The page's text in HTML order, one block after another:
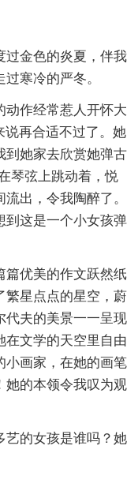
过金色的炎夏，伴我
寒冷的严冬。
动作经常惹人开怀大
说再合适不过了。她
到她家去欣赏她弹古
琴弦上跳动着，悦
出，令我陶醉了。
到这是一个小女孩弹
篇优美的作文跃然纸
繁星点点的星空，蔚
代夫的美景一一呈现
在文学的天空里自由
小画家，在她的画笔
她的本领令我叹为观
艺的女孩是谁吗？她